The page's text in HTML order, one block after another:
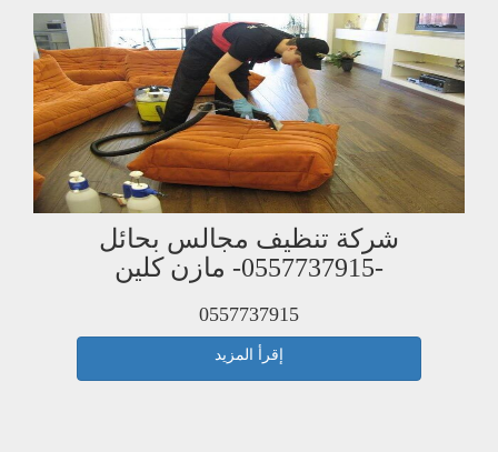
شركة تنظيف مجالس بحائل
-0557737915- مازن كلين
0557737915
إقرأ المزيد